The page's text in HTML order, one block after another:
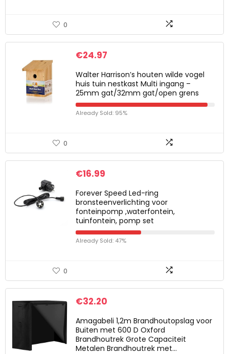
0
€24.97
Walter Harrison’s houten wilde vogel
huis tuin nestkast Multi ingang –
25mm gat/32mm gat/open grens
Already Sold: 95%
0
€16.99
Forever Speed Led-ring
bronsteenverlichting voor
fonteinpomp ,waterfontein,
tuinfontein, pomp set
Already Sold: 47%
0
€32.20
Amagabeli 1,2m Brandhoutopslag voor
Buiten met 600 D Oxford
Brandhoutrek Grote Capaciteit
Metalen Brandhoutrek met…